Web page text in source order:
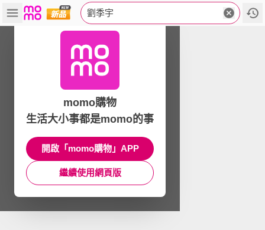
劉季宇
momo購物
生活大小事都是momo的事
開啟「momo購物」APP
繼續使用網頁版